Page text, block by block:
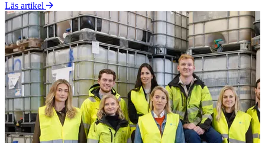
Läs artikel